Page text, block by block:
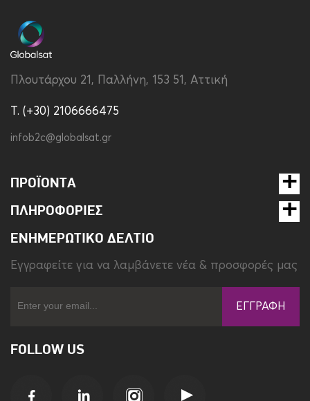
Τύπος
Πλουτάρχου 21, Παλλήνη, 153 51, Αττική
T. (+30) 2106666475
infob2c@globalsat.gr
ΠΡΟΪΌΝΤΑ
ΠΛΗΡΟΦΟΡΊΕΣ
ΕΝΗΜΕΡΩΤΙΚΌ ΔΕΛΤΊΟ
Eγγραφείτε για να λαμβάνετε νέα & προσφορές μας
ΕΓΓΡΑΦΉ
FOLLOW US